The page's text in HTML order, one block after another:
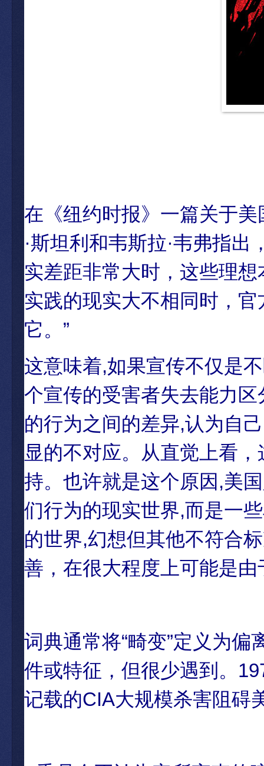
在《纽约时报》一篇关于美
·斯坦利和韦斯拉·韦弗指
实差距非常大时，这些理
实践的现实大不相同时，
它。”
这意味着,如果宣传不仅是
个宣传的受害者失去能力
的行为之间的差异,认为自
显的不对应。从直觉上看
持。也许就是这个原因,美
们行为的现实世界,而是一
的世界,幻想但其他不符合
善，在很大程度上可能是
词典通常将“畸变”定义为
件或特征，但很少遇到。
记载的CIA大规模杀害阻碍